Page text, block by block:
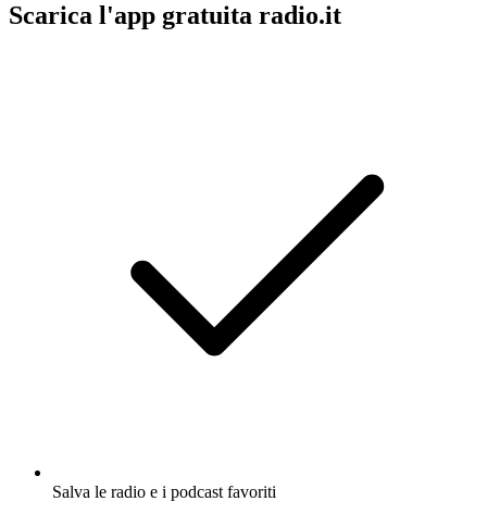
Scarica l'app gratuita radio.it
Salva le radio e i podcast favoriti